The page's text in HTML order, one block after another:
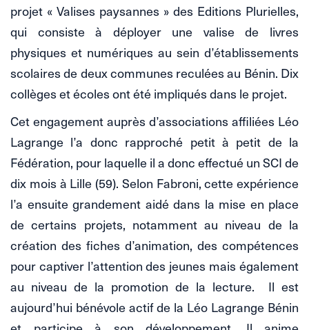
projet « Valises paysannes » des Editions Plurielles,
qui consiste à déployer une valise de livres
physiques et numériques au sein d’établissements
scolaires de deux communes reculées au Bénin. Dix
collèges et écoles ont été impliqués dans le projet.
Cet engagement auprès d’associations affiliées Léo
Lagrange l’a donc rapproché petit à petit de la
Fédération, pour laquelle il a donc effectué un SCI de
dix mois à Lille (59). Selon Fabroni, cette expérience
l’a ensuite grandement aidé dans la mise en place
de certains projets, notamment au niveau de la
création des fiches d’animation, des compétences
pour captiver l’attention des jeunes mais également
au niveau de la promotion de la lecture. Il est
aujourd’hui bénévole actif de la Léo Lagrange Bénin